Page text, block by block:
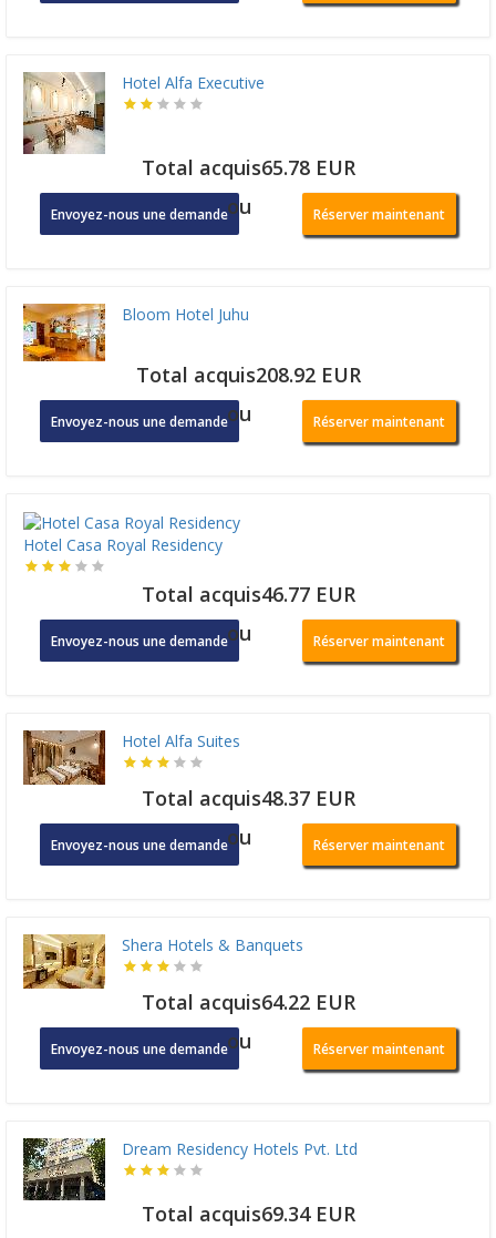
Hotel Alfa Executive
Total acquis65.78 EUR
Envoyez-nous une demandeou Réserver maintenant
Bloom Hotel Juhu
Total acquis208.92 EUR
Envoyez-nous une demandeou Réserver maintenant
Hotel Casa Royal Residency
Total acquis46.77 EUR
Envoyez-nous une demandeou Réserver maintenant
Hotel Alfa Suites
Total acquis48.37 EUR
Envoyez-nous une demandeou Réserver maintenant
Shera Hotels & Banquets
Total acquis64.22 EUR
Envoyez-nous une demandeou Réserver maintenant
Dream Residency Hotels Pvt. Ltd
Total acquis69.34 EUR